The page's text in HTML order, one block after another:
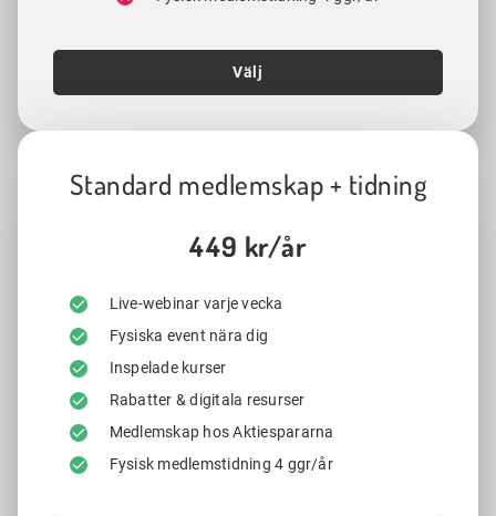
Välj
Standard medlemskap + tidning
449 kr/år
Live-webinar varje vecka
Fysiska event nära dig
Inspelade kurser
Rabatter & digitala resurser
Medlemskap hos Aktiespararna
Fysisk medlemstidning 4 ggr/år